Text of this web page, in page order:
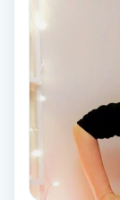
Balayage
Bambumassage
Barber
Barnklippning